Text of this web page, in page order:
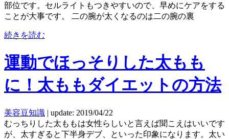
部位です。セルライトもつきやすいので、早めにケアをする
ことが大事です。 二の腕が太くなるのは二の腕の裏
続きを読む
運動でほっそりした太もも
に！太ももダイエットの方法
美容豆知識 | update: 2019/04/22
むっちりした太ももは女性らしいと言えば聞こえはいいです
が、太すぎると下半身デブ、といった印象になります。太い